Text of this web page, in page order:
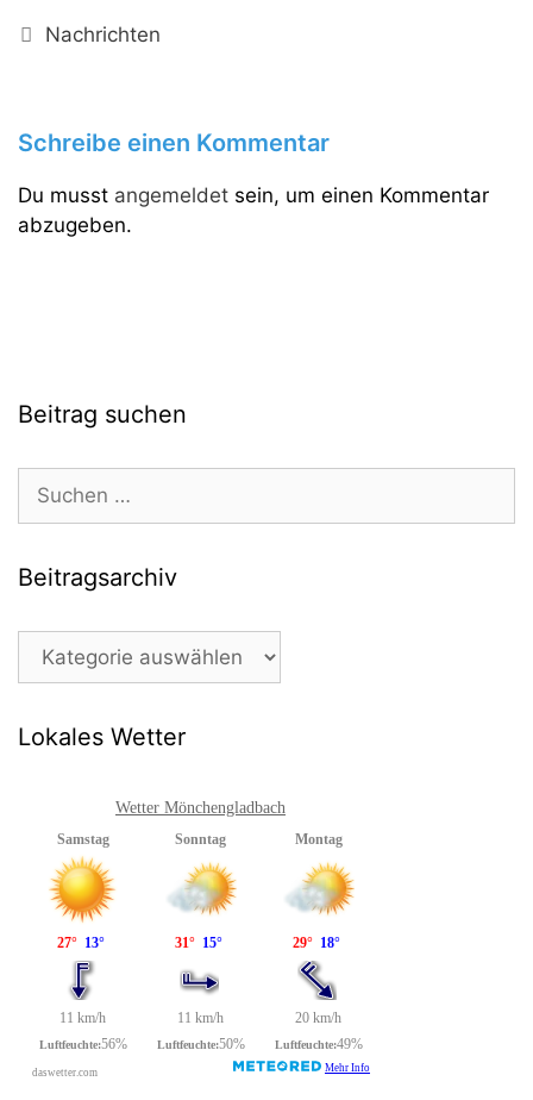
Kategorien
Nachrichten
Schreibe einen Kommentar
Du musst angemeldet sein, um einen Kommentar
abzugeben.
Beitrag suchen
nach:
Beitragsarchiv
Beitragsarchiv
Lokales Wetter
Wetter Mönchengladbach